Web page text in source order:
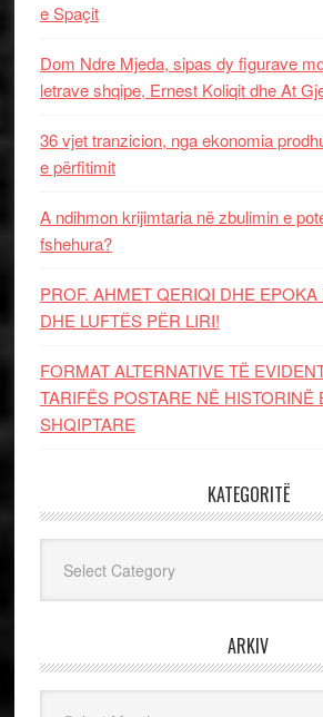
e Spaçit
Dom Ndre Mjeda, sipas dy figurave
letrave shqipe, Ernest Koliqit dhe At
36 vjet tranzicion, nga ekonomia
e përfitimit
A ndihmon krijimtaria në zbulimin e
fshehura?
PROF. AHMET QERIQI DHE
DHE LUFTЁS PЁR LIRI!
FORMAT ALTERNATIVE TË
TARIFËS POSTARE NË HISTORINË
SHQIPTARE
KATEGORITË
ARKIV